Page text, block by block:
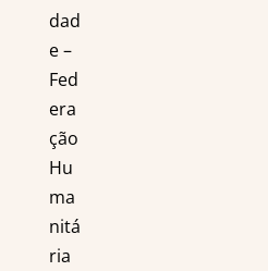
dad
e –
Fed
era
ção
Hu
ma
nitá
ria